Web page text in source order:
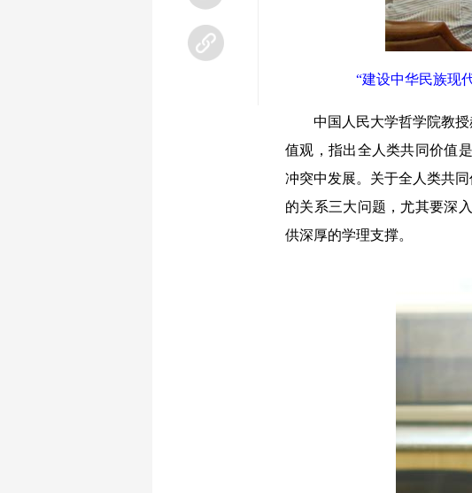
“建设中华民族现
中国人民大学哲学院教授
值观，指出全人类共同价值
冲突中发展。关于全人类共
的关系三大问题，尤其要深
供深厚的学理支撑。